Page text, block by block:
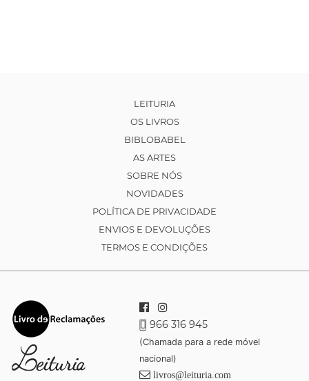
LEITURIA
OS LIVROS
BIBLOBABEL
AS ARTES
SOBRE NÓS
NOVIDADES
POLÍTICA DE PRIVACIDADE
ENVIOS E DEVOLUÇÕES
TERMOS E CONDIÇÕES
966 316 945
(Chamada para a rede móvel
nacional)
livros@leituria.com